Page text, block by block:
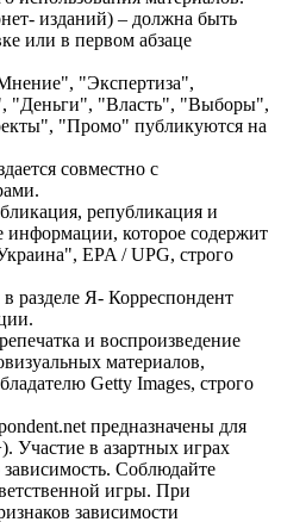
изданий) – должна быть
или в первом абзаце
"Экспертиза",
"Деньги", "Власть", "Выборы",
"Промо" публикуются на
совместно с
републикация и
информации, которое содержит
EPA / UPG, строго
разделе Я- Корреспондент
и воспроизведение
материалов,
Getty Images, строго
предназначены для
Участие в азартных играх
Соблюдайте
игры. При
зависимости